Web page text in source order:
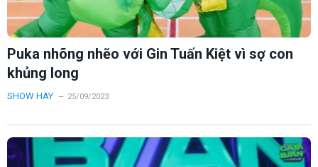
Puka nhõng nhẽo với Gin Tuấn Kiệt vì sợ con
khủng long
SHOW HAY 25/09/2023